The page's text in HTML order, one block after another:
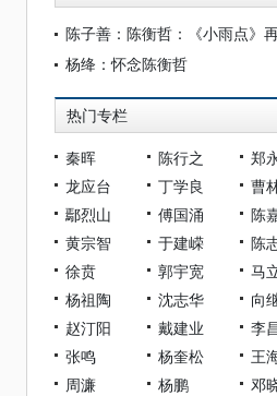
陈子善：陈衡哲：《小雨点》
杨绛：怀念陈衡哲
热门专栏
秦晖 陈行之
郑
龙应台
丁学良
曹
鄢烈山
傅国涌
陈
黄宗智
于建嵘
陈
徐贲
郭宇宽
马
杨祖陶
沈志华
向
赵汀阳
戴建业
李
张鸣
杨奎松
王
周濂
杨鹏
邓